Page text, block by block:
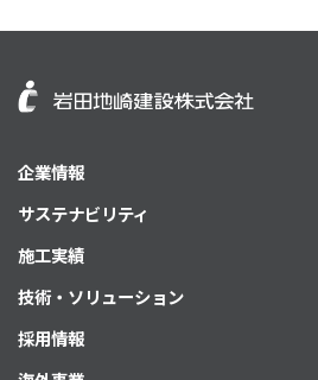
企業情報
サステナビリティ
施工実績
技術・ソリューション
採用情報